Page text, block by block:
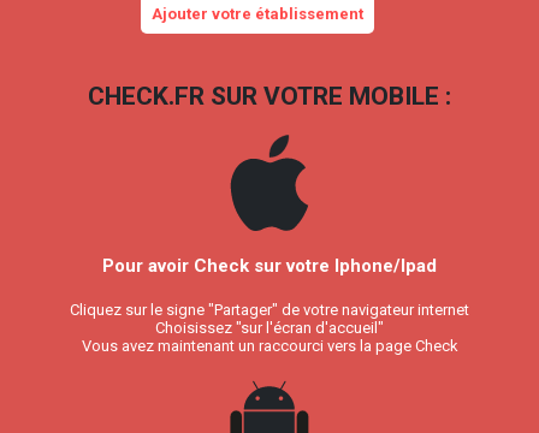
Ajouter votre établissement
CHECK.FR SUR VOTRE MOBILE :
Pour avoir Check sur votre Iphone/Ipad
Cliquez sur le signe "Partager" de votre navigateur internet
Choisissez "sur l'écran d'accueil"
Vous avez maintenant un raccourci vers la page Check